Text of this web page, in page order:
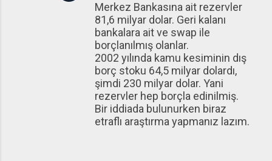
Merkez Bankasına ait rezervler
81,6 milyar dolar. Geri kalanı
bankalara ait ve swap ile
borçlanılmış olanlar.
2002 yılında kamu kesiminin dış
borç stoku 64,5 milyar dolardı,
şimdi 230 milyar dolar. Yani
rezervler hep borçla edinilmiş.
Bir iddiada bulunurken biraz
etraflı araştırma yapmanız lazım.